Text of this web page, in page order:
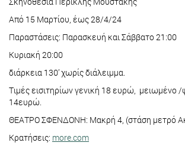
Από 15 Μαρτίου, έως 28/4/24
Παραστάσεις: Παρασκευή και Σάββατο 21:00
Κυριακή 20:00
διάρκεια 130’ χωρίς διάλειμμα.
Tιμές εισιτηρίων γενική 18 ευρώ, μειωμένο
14ευρώ.
ΘΕΑΤΡΟ ΣΦΕΝΔΟΝΗ: Μακρή 4, (στάση μετρό
Κρατήσεις: more.com